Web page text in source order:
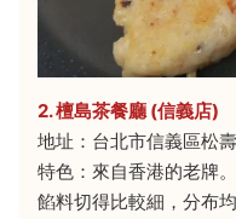
2. 檀島茶餐廳 (信義店)
地址：台北市信義區松
特色：來自香港的老牌
餡料切得比較細，分布